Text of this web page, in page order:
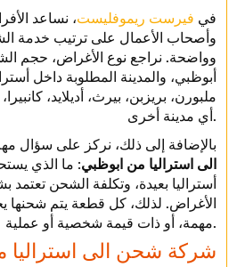
في فيرست ريموفليست، نساعد
وأصحاب الأعمال على ترتيب خدمة
وواضحة. نراجع نوع الأغراض، حجم
أبوظبي، والمدينة المطلوبة داخل
ملبورن، بريزبن، بيرث، أديلايد،
أي مدينة أخرى.
بالإضافة إلى ذلك، نركز على سؤال
الى استراليا من ابوظبي: ما الذي
أستراليا بعيدة، وتكلفة الشحن
الأغراض. لذلك، كل قطعة يتم شحنها
مهمة، أو ذات قيمة شخصية أو عملية.
شركة شحن الى استراليا